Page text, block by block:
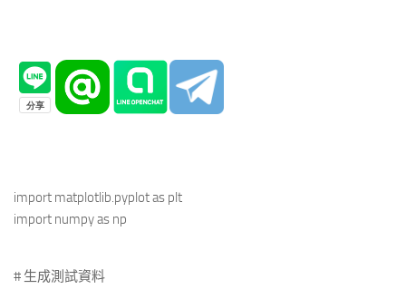
import matplotlib.pyplot as plt
import numpy as np
# 生成測試資料